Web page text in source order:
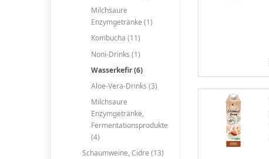
Milchsaure
Enzymgetränke (1)
Kombucha (11)
Noni-Drinks (1)
Wasserkefir (6)
Aloe-Vera-Drinks (3)
Milchsaure
Enzymgetränke,
Fermentationsprodukte
(4)
Schaumweine, Cidre (13)